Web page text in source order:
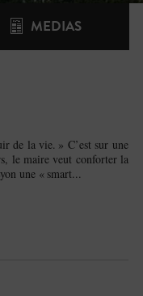
MEDIAS
de la vie. » C’est sur une
le maire veut conforter la
une « smart...